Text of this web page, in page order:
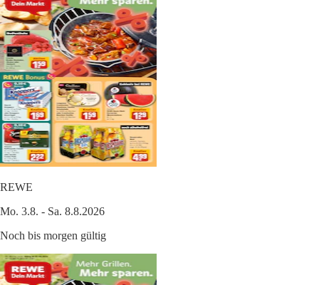
REWE
Mo. 3.8. - Sa. 8.8.2026
Noch bis morgen gültig